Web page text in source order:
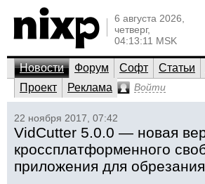
6 августа 2026,
четверг,
04:13:11 MSK
Новости Форум Софт Статьи
Проект
Реклама Войти
22 ноября 2017, 07:42
VidCutter 5.0.0 — новая
кроссплатформенного
приложения для